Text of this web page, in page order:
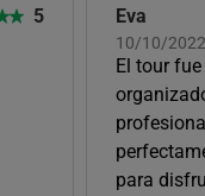
5 Eva
10/10/2022
El tour
para